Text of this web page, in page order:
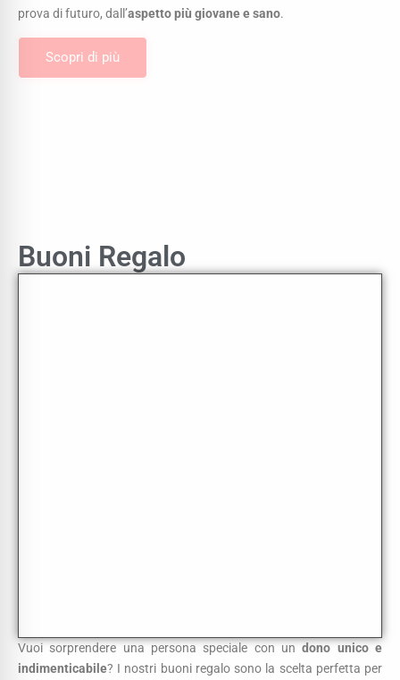
prova di futuro, dall’aspetto più giovane e sano.
Scopri di più
Buoni Regalo
Vuoi sorprendere una persona speciale con undono unico e
indimenticabile? I nostri buoni regalo sono la scelta perfetta per